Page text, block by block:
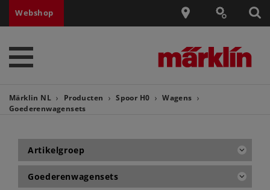
Webshop
Märklin NL Producten Spoor H0
Wagens
Goederenwagensets
Artikelgroep
Goederenwagensets